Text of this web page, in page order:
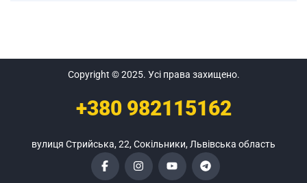
Copyright © 2025. Усі права захищено.
+380982115162
вулиця Стрийська, 22, Сокільники, Львівська область